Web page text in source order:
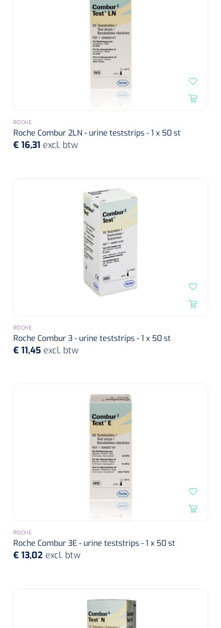
ROCHE
Roche Combur 2LN - urine teststrips - 1 x 50 st
€ 16,31 excl. btw
ROCHE
Roche Combur 3 - urine teststrips - 1 x 50 st
€ 11,45 excl. btw
ROCHE
Roche Combur 3E - urine teststrips - 1 x 50 st
€ 13,02 excl. btw